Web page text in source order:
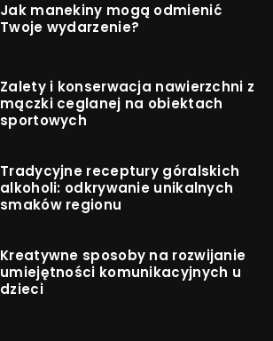
Jak manekiny mogą odmienić
Twoje wydarzenie?
Zalety i konserwacja nawierzchni z
mączki ceglanej na obiektach
sportowych
Tradycyjne receptury góralskich
alkoholi: odkrywanie unikalnych
smaków regionu
Kreatywne sposoby na rozwijanie
umiejętności komunikacyjnych u
dzieci